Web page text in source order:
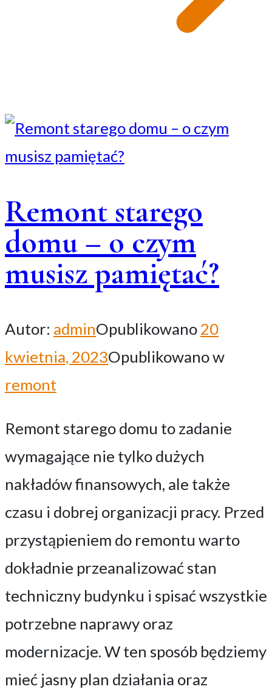
Remont starego
domu – o czym
musisz pamiętać?
Autor: adminOpublikowano20
kwietnia, 2023Opublikowano w
remont
Remont starego domu to zadanie
wymagające nie tylko dużych
nakładów finansowych, ale także
czasu i dobrej organizacji pracy. Przed
przystąpieniem do remontu warto
dokładnie przeanalizować stan
techniczny budynku i spisać wszystkie
potrzebne naprawy oraz
modernizacje. W ten sposób będziemy
mieć jasny plan działania oraz